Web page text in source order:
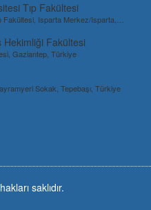
Tıp Fakültesi
Fakültesi, Isparta Merkez/Isparta,
Hekimliği Fakültesi
Gaziantep, Türkiye
Sokak, Tepebaşı, Türkiye
saklıdır.